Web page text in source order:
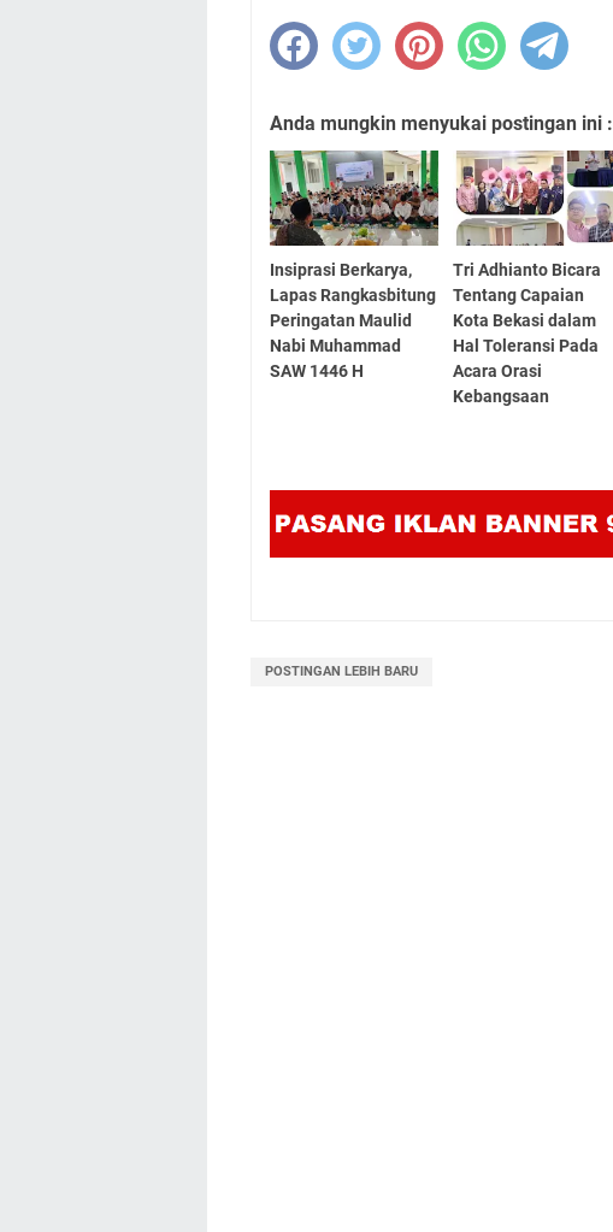
Anda mungkin menyukai postingan ini :
Insiprasi Berkarya,
Lapas Rangkasbitung
Peringatan Maulid
Nabi Muhammad
SAW 1446 H
Tri Adhianto Bicara
Tentang Capaian
Kota Bekasi dalam
Hal Toleransi Pada
Acara Orasi
Kebangsaan
POSTINGAN LEBIH BARU